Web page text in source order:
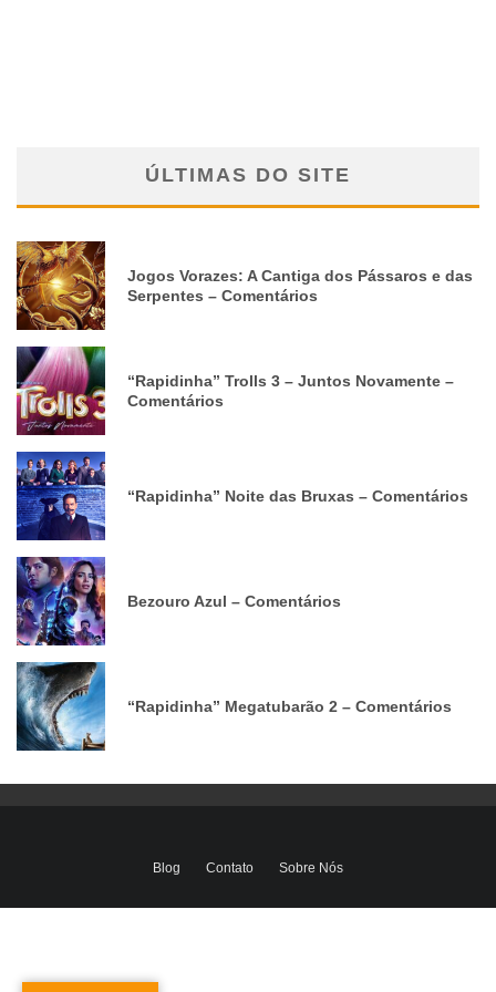
ÚLTIMAS DO SITE
Jogos Vorazes: A Cantiga dos Pássaros e das
Serpentes – Comentários
“Rapidinha” Trolls 3 – Juntos Novamente –
Comentários
“Rapidinha” Noite das Bruxas – Comentários
Bezouro Azul – Comentários
“Rapidinha” Megatubarão 2 – Comentários
Blog Contato Sobre Nós